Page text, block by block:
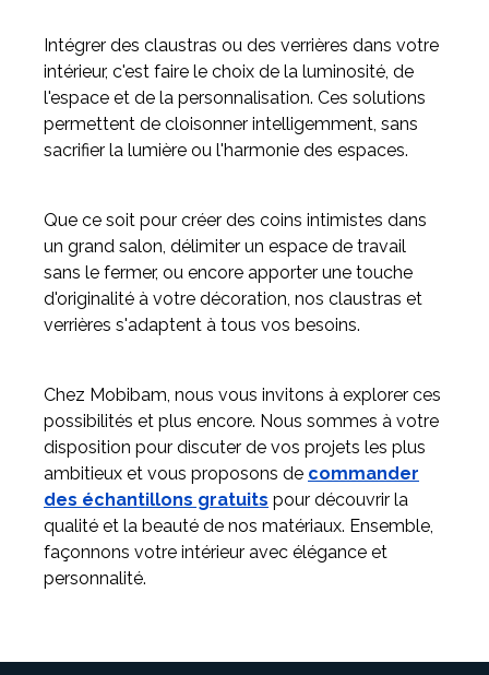
Intégrer des claustras ou des verrières dans votre
intérieur, c'est faire le choix de la luminosité, de
l'espace et de la personnalisation. Ces solutions
permettent de cloisonner intelligemment, sans
sacrifier la lumière ou l'harmonie des espaces.
Que ce soit pour créer des coins intimistes dans
un grand salon, délimiter un espace de travail
sans le fermer, ou encore apporter une touche
d'originalité à votre décoration, nos claustras et
verrières s'adaptent à tous vos besoins.
Chez Mobibam, nous vous invitons à explorer ces
possibilités et plus encore. Nous sommes à votre
disposition pour discuter de vos projets les plus
ambitieux et vous proposons de commander
des échantillons gratuits pour découvrir la
qualité et la beauté de nos matériaux. Ensemble,
façonnons votre intérieur avec élégance et
personnalité.